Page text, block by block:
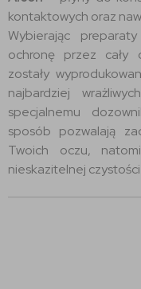
kontaktowych oraz
Wybierając
ochronę przez cały
zostały
najbardziej
specjalnemu
sposób pozwalają
Twoich oczu,
nieskazitelnej